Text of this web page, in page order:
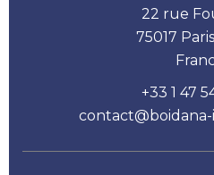
22 rue
75017
+33 1 47